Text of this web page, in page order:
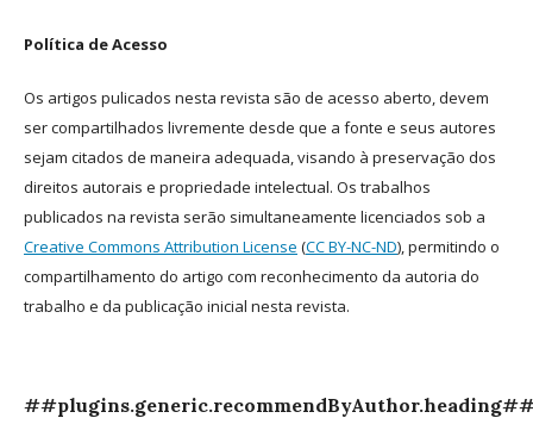
Política de Acesso
Os artigos pulicados nesta revista são de acesso aberto, devem
ser compartilhados livremente desde que a fonte e seus autores
sejam citados de maneira adequada, visando à preservação dos
direitos autorais e propriedade intelectual. Os trabalhos
publicados na revista serão simultaneamente licenciados sob a
Creative Commons Attribution License (CC BY-NC-ND), permitindo o
compartilhamento do artigo com reconhecimento da autoria do
trabalho e da publicação inicial nesta revista.